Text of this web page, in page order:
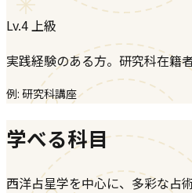
Lv.4 上級
実践経験のある方。研究科在籍
例: 研究科講座
学べる科目
西洋占星学を中心に、多彩な占